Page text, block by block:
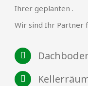
Ihrer geplanten .
Wir sind Ihr Partner